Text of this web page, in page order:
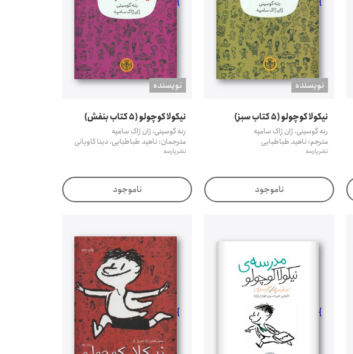
نويسنده
نیکولا کوچولو (۵ کتاب سبز)
رنه گوسینی، ژان ژاک سامپه
مترجم: ناهید طباطبایی
نشر پارسه
ناموجود
نويسنده
نیکولا کوچولو (۵ کتاب بنفش)
رنه گوسینی، ژان ژاک سامپه
مترجمان: ناهید طباطبایی، دینا کاویانی
نشر پارسه
ناموجود
}
}